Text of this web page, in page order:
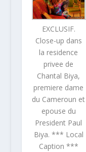
EXCLUSIF.
Close-up dans
la residence
privee de
Chantal Biya,
premiere dame
du Cameroun et
epouse du
President Paul
Biya. *** Local
Caption ***